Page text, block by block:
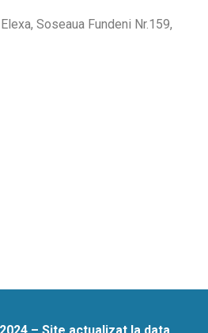
Soseaua Fundeni Nr.159,
– Site actualizat la data